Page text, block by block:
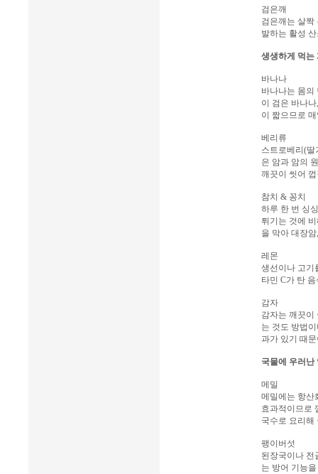
검은깨
검은깨는 살짝
발하는 활성
생생하게 먹는
바나나
바나나는 몸의
이 검은 바나
이 짧으므로
베리류
스트로베리(
은 암과 암의
깨끗이 씻어
참치 & 꽁치
하루 한 번 싱
튀기는 것에
을 막아 대장
레몬
생선이나 고기
타민 C가 탄
감자
감자는 깨끗이
는 것도 방법
과가 있기 때
국물에 우러난
메밀
메밀에는 항산
효과적이므로
국수로 요리해
팽이버섯
된장국이나 전
는 방어 기능